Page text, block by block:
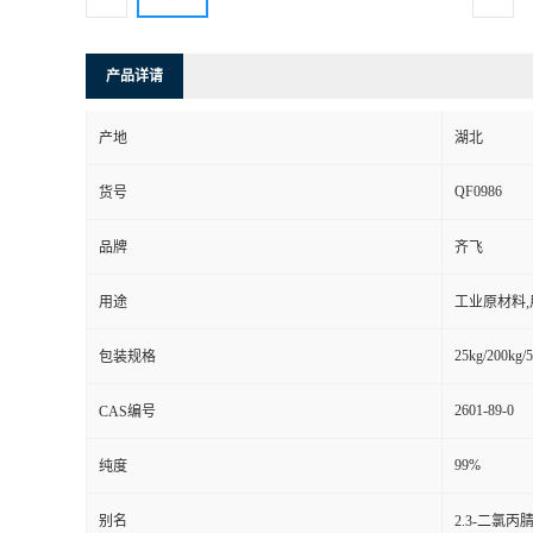
产品详请
产地 湖北
货号 QF0986
品牌 齐飞
用途 工业原材料
包装规格 25kg/200kg/
CAS编号 2601-89-0
纯度 99%
别名 2.3-二氯丙